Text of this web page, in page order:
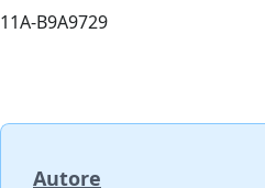
11A-B9A9729
Autore